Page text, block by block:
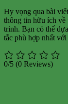
Hy vọng qua bài
thông tin hữu ích về
trình. Bạn có thể
tắc phù hợp nhất
0/5 (0 Reviews)